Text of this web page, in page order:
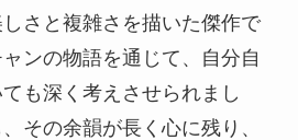
さと複雑さを描いた傑作で
ンの物語を通じて、自分自
も深く考えさせられまし
その余韻が長く心に残り、